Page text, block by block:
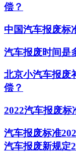
偿？
中国汽车报废标
汽车报废时间是
北京小汽车报废
偿？
2022汽车报废标
汽车报废标准
汽车报废新规定